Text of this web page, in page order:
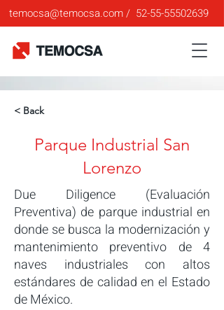
temocsa@temocsa.com/ 52-55-55502639
< Back
Parque Industrial San
Lorenzo
Due Diligence (Evaluación
Preventiva) de parque industrial en
donde se busca la modernización y
mantenimiento preventivo de 4
naves industriales con altos
estándares de calidad en el Estado
de México.